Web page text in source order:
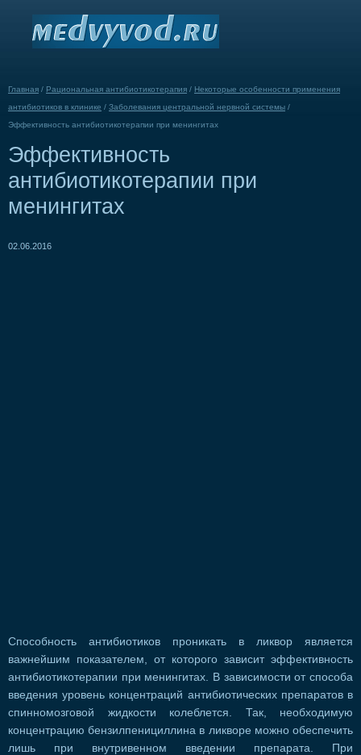
Главная / Рациональная антибиотикотерапия / Некоторые особенности применения
антибиотиков в клинике / Заболевания центральной нервной системы /
Эффективность антибиотикотерапии при менингитах
Эффективность
антибиотикотерапии при
менингитах
02.06.2016
Способность антибиотиков проникать в ликвор является
важнейшим показателем, от которого зависит эффективность
антибиотикотерапии при менингитах. В зависимости от способа
введения уровень концентраций антибиотических препаратов в
спинномозговой жидкости колеблется. Так, необходимую
концентрацию бензилпенициллина в ликворе можно обеспечить
лишь при внутривенном введении препарата. При